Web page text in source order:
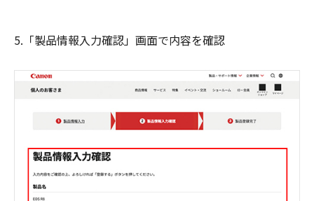
5.「製品情報入力確認」画面で内容を確認